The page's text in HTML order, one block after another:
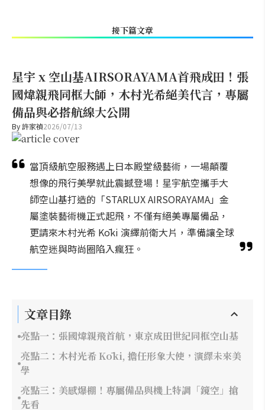
接下篇文章
星宇 x 空山基AIRSORAYAMA首飛成田！張
國煒親飛同框大師，木村光希絕美代言，專屬
備品與必搭航線大公開
By許家禎2026/07/13
當頂級航空服務遇上日本殿堂級藝術，一場顛覆
想像的飛行美學就此震撼登場！星宇航空攜手大
師空山基打造的「STARLUX AIRSORAYAMA」金
屬塗裝藝術機正式起飛，不僅有絕美專屬備品，
更請來木村光希 Kōki 演繹前衛大片，準備讓全球
航空迷與時尚圈陷入瘋狂。
文章目錄
亮點一：張國煒親飛首航，東京成田世紀同框空山基
亮點二：木村光希 Kōki, 擔任形象大使，演繹未來美
學
亮點三：美感爆棚！專屬備品與機上特調「鏡空」搶
先看